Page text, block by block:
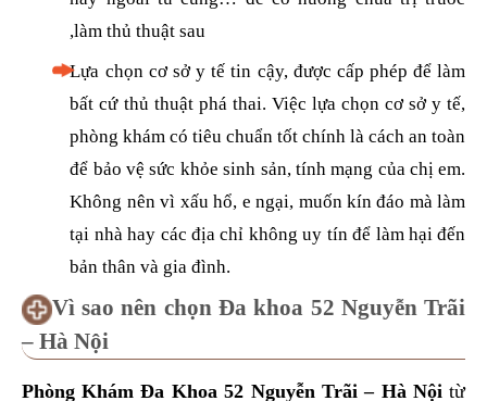
,làm thủ thuật sau
Lựa chọn cơ sở y tế tin cậy, được cấp phép để làm
bất cứ thủ thuật phá thai. Việc lựa chọn cơ sở y tế,
phòng khám có tiêu chuẩn tốt chính là cách an toàn
để bảo vệ sức khỏe sinh sản, tính mạng của chị em.
Không nên vì xấu hổ, e ngại, muốn kín đáo mà làm
tại nhà hay các địa chỉ không uy tín để làm hại đến
bản thân và gia đình.
Vì sao nên chọn Đa khoa 52 Nguyễn Trãi
– Hà Nội
Phòng Khám Đa Khoa 52 Nguyễn Trãi – Hà Nội từ